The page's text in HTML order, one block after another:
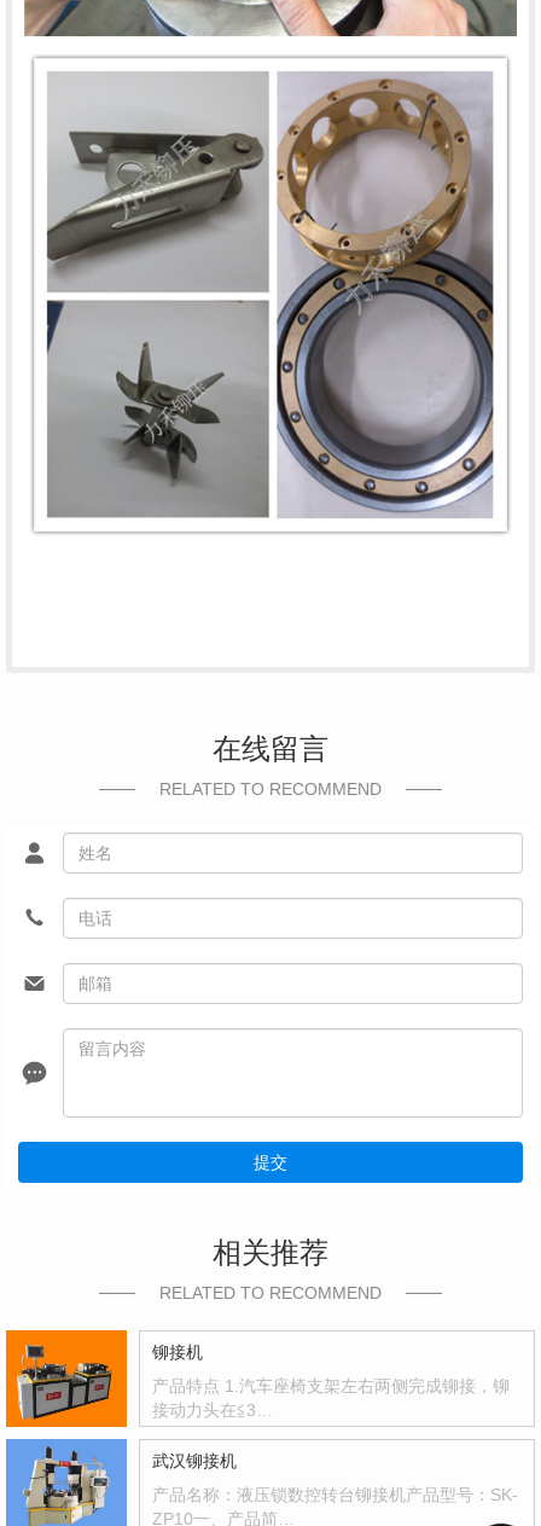
在线留言
RELATED TO RECOMMEND
提交
相关推荐
RELATED TO RECOMMEND
铆接机
产品特点 1.汽车座椅支架左右两侧完成铆接，铆
接动力头在≦3…
武汉铆接机
产品名称：液压锁数控转台铆接机产品型号：SK-
ZP10一、产品简…